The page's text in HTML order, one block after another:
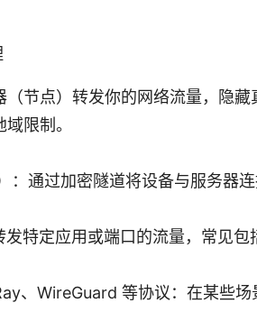
节点）转发你的网络流量，隐
限制。
：通过加密隧道将设备与服务器
特定应用或端口的流量，常见包
、WireGuard 等协议：在某些场